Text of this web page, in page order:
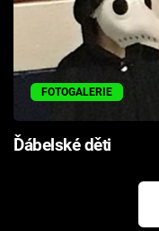
FOTOGALERIE
Ďábelské děti